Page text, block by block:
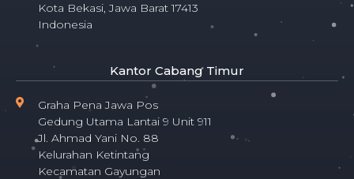
Kota Bekasi, Jawa Barat 17413
Indonesia
Kantor Cabang Timur
Graha Pena Jawa Pos
Gedung Utama Lantai 9 Unit 911
Jl. Ahmad Yani No. 88
Kelurahan Ketintang
Kecamatan Gayungan